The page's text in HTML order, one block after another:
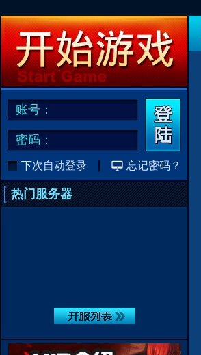
账号：
密码：
下次自动登录 忘记密码？
热门服务器